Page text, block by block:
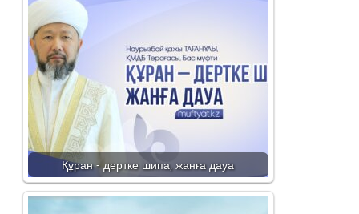
Құран - дертке шипа, жанға дауа